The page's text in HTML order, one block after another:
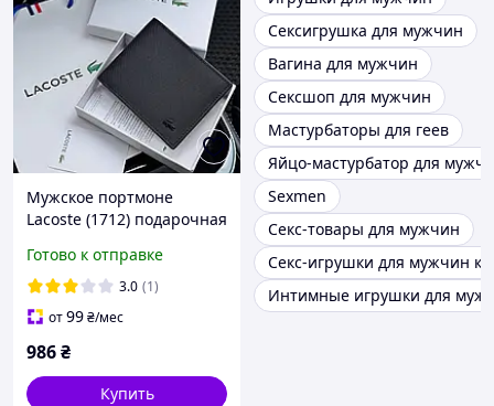
Мужское портмоне
Lacoste (1712) подарочная
Готово к отправке
3.0 (1)
от99₴/мес
986₴
Купить
Сексигрушка для мужчин
Вагина для мужчин
Сексшоп для мужчин
Мастурбаторы для геев
Яйцо-мастурбатор для
Sexmen
Секс-товары для мужчин
Секс-игрушки для мужчин
Интимные игрушки для